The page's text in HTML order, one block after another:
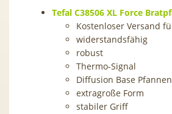
Tefal C38506 XL Force
Kostenloser Versand
widerstandsfähig
robust
Thermo-Signal
Diffusion Base
extragroße Form
stabiler Griff